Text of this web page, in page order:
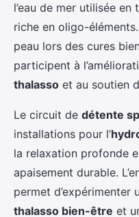
l’eau de mer utilisée
riche en oligo-
peau lors des cures
participent à
thalasso et au soutien
Le circuit de détente
installations pour l’
la relaxation profonde
apaisement durable.
permet d’expérimenter
thalasso bien-être et